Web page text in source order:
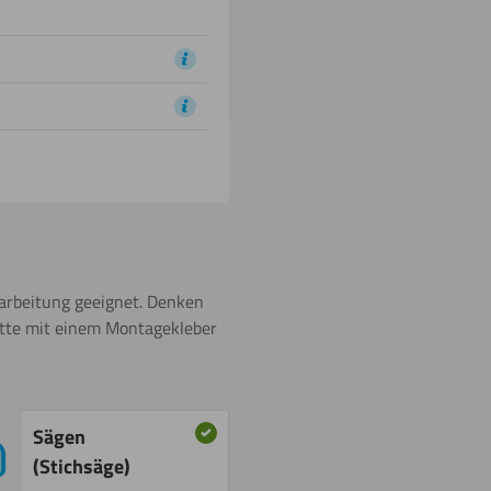
geeignet. Denken
mit einem Montagekleber
Sägen
(Stichsäge)